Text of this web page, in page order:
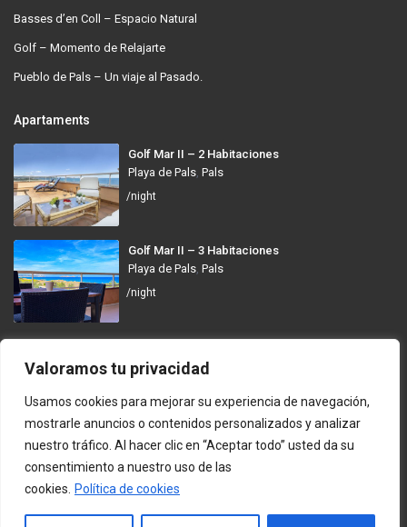
Valoramos tu privacidad
Usamos cookies para mejorar su experiencia de navegación,
mostrarle anuncios o contenidos personalizados y analizar
nuestro tráfico. Al hacer clic en “Aceptar todo” usted da su
consentimiento a nuestro uso de las
cookies.
Política de cookies
Basses d’en Coll – Espacio Natural
Golf – Momento de Relajarte
Pueblo de Pals – Un viaje al Pasado.
Apartaments
Golf Mar II – 2 Habitaciones
Playa de Pals, Pals
/night
Golf Mar II – 3 Habitaciones
Playa de Pals, Pals
/night
GolfMar Pals
info@golfmarpals.com
https://golfmarpals.com/